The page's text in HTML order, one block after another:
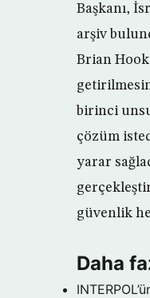
Başkanı,
arşiv
Brian
birinci
çözüm
yarar
güvenlik
Daha